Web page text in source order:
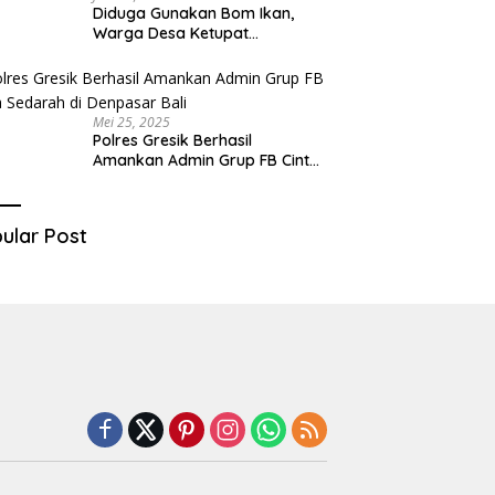
Diduga Gunakan Bom Ikan,
Warga Desa Ketupat
Pidana
Mei 25, 2025
Polres Gresik Berhasil
Amankan Admin Grup FB Cinta
Post